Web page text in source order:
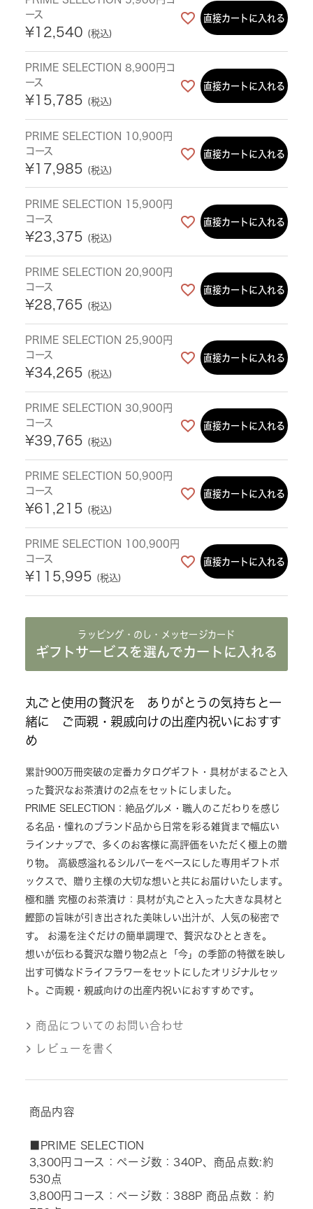
ース
¥12,540 税込
直接カートに入れる
PRIME SELECTION 8,900円コ
ース
¥15,785 税込
直接カートに入れる
PRIME SELECTION 10,900円
コース
¥17,985 税込
直接カートに入れる
PRIME SELECTION 15,900円
コース
¥23,375 税込
直接カートに入れる
PRIME SELECTION 20,900円
コース
¥28,765 税込
直接カートに入れる
PRIME SELECTION 25,900円
コース
¥34,265 税込
直接カートに入れる
PRIME SELECTION 30,900円
コース
¥39,765 税込
直接カートに入れる
PRIME SELECTION 50,900円
コース
¥61,215 税込
直接カートに入れる
PRIME SELECTION 100,900円
コース
¥115,995 税込
直接カートに入れる
ラッピング・のし・メッセージカード
ギフトサービスを選んでカートに入れる
丸ごと使用の贅沢を ありがとうの気持ちと一
緒に ご両親・親戚向けの出産内祝いにおすす
め
累計900万冊突破の定番カタログギフト・具材がまるごと入
った贅沢なお茶漬けの2点をセットにしました。
PRIME SELECTION：絶品グルメ・職人のこだわりを感じ
る名品・憧れのブランド品から日常を彩る雑貨まで幅広い
ラインナップで、多くのお客様に高評価をいただく極上の贈
り物。 高級感溢れるシルバーをベースにした専用ギフトボ
ックスで、贈り主様の大切な想いと共にお届けいたします。
極和膳 究極のお茶漬け：具材が丸ごと入った大きな具材と
鰹節の旨味が引き出された美味しい出汁が、人気の秘密で
す。 お湯を注ぐだけの簡単調理で、贅沢なひとときを。
想いが伝わる贅沢な贈り物2点と「今」の季節の特徴を映し
出す可憐なドライフラワーをセットにしたオリジナルセッ
ト。ご両親・親戚向けの出産内祝いにおすすめです。
商品についてのお問い合わせ
レビューを書く
商品内容
■PRIME SELECTION
3,300円コース：ページ数：340P、商品点数:約
530点
3,800円コース：ページ数：388P 商品点数：約